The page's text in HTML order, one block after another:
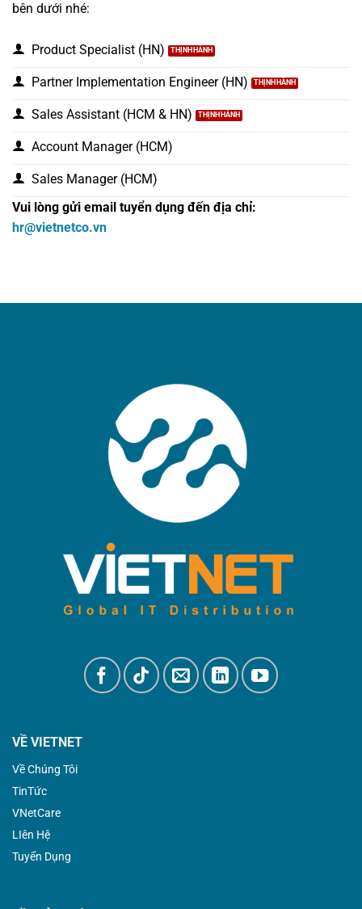
bên dưới nhé:
Product Specialist (HN)
Partner Implementation Engineer (HN)
Sales Assistant (HCM & HN)
Account Manager (HCM)
Sales Manager (HCM)
Vui lòng gửi email tuyển dụng đến địa chỉ:
hr@vietnetco.vn
VỀ VIETNET
Về Chúng Tôi
TinTức
VNetCare
LIên Hệ
Tuyển Dụng